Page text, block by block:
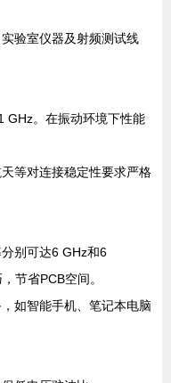
验室仪器及射频测试线
GHz。在振动环境下性能
等对连接稳定性要求严格
别可达6 GHz和6
节省PCB空间。
如智能手机、笔记本电脑